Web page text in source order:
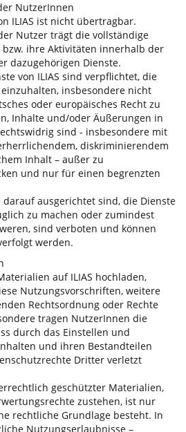
NutzerInnen
ILIAS ist nicht übertragbar.
Nutzer trägt die vollständige
ihre Aktivitäten innerhalb der
dazugehörigen Dienste.
von ILIAS sind verpflichtet, die
insbesondere nicht
oder europäisches Recht zu
Inhalte und/oder Äußerungen in
sind - insbesondere mit
diskriminierendem
Inhalt – außer zu
und nur für einen begrenzten
ausgerichtet sind, die Dienste
zu machen oder zumindest
sind verboten und können
werden.
auf ILIAS hochladen,
Nutzungsvorschriften, weitere
Rechtsordnung oder Rechte
tragen NutzerInnen die
durch das Einstellen und
und ihren Bestandteilen
Dritter verletzt
geschützter Materialien,
zustehen, ist nur
rechtliche Grundlage besteht. In
Nutzungserlaubnisse –